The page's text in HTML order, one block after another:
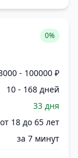
0%
- 100000 ₽
10 - 168 дней
33 дня
от 18 до 65 лет
за 7 минут